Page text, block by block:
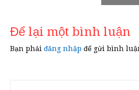
Để lại một bình luận
Bạn phải đăng nhập để gửi bình